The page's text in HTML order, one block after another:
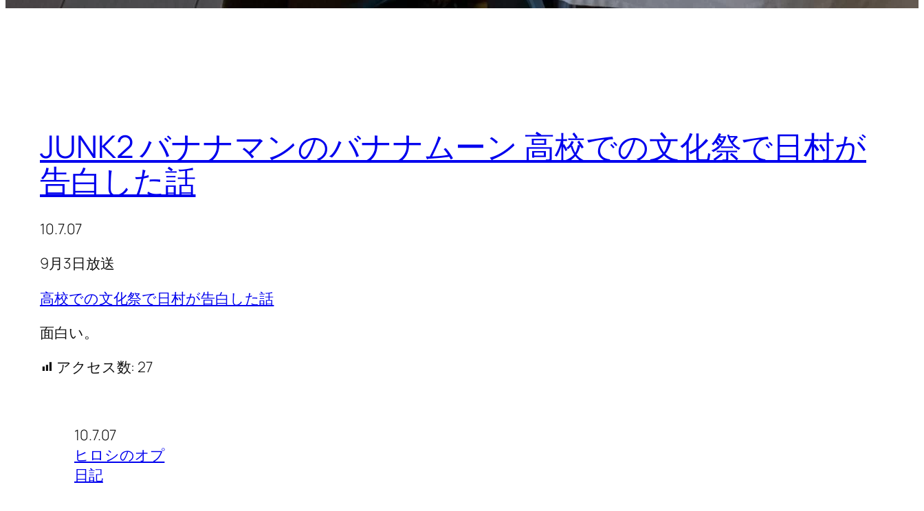
JUNK2 バナナマンのバナナムーン 高校での文化祭で日村が
告白した話
10.7.07
9月3日放送
高校での文化祭で日村が告白した話
面白い。
アクセス数: 27
10.7.07
ヒロシのオプ
日記